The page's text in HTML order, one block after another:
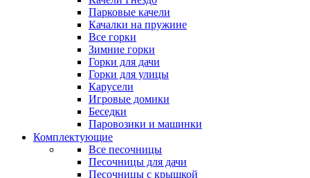
Парковые качели
Качалки на пружине
Все горки
Зимние горки
Горки для дачи
Горки для улицы
Карусели
Игровые домики
Беседки
Паровозики и машинки
Комплектующие
Все песочницы
Песочницы для дачи
Песочницы с крышкой